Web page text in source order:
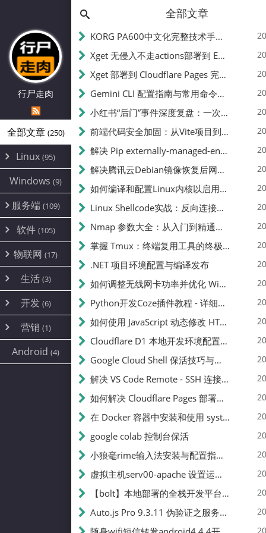
行尸走肉
全部文章 (250)
Linux (95)
Alpine
CentOS(17)
Debian(24)
ProxmoxVE
Ubuntu(7)
Windows (9)
服务端 (109)
环境配置
DD重装(3)
加速优化(34)
面板(12)
容器
游戏 (7)
饥荒(7)
云服务商(4)
WEB源码(6)
建站(5)
软件 (105)
安全(12)
办公(4)
图片 (2)
文件
系统 (35)
AI(10)
物联网 (17)
路由器
随身wifi(1)
mobile(14)
刷机
magisk
生活 (3)
线报
sim卡(1)
开发 (6)
编译
JavaScript(2)
python(2)
营销 (1)
公关(1)
SEO(1)
Android (4)
全部文章
KORG PA600中文化完整技术手册 - 从逆向到实现的全流程指南
Xget 无侵入不走actions部署到 EdgeOne Pages 指南
Xget 部署到 Cloudflare Pages 完整指南 - 无需修改源码的构建配置
Gemini CLI 配置指南与常用命令中文翻译 | API Key、MCP、代理设置
小红书“后门”事件深度复盘：一次沉默危机下的品牌、技术与流程三重考验
前端代码安全加固：从Vite项目到纯静态页面的深度混淆技术备忘
解决 Pip externally-managed-environment 错误：临时与永久绕过方案
解决腾讯云Debian镜像恢复后网络不通问题
如何编译和配置Linux内核以启用BBR2 | 内核编译教程
Linux Shellcode实战：反向连接、持久化、免杀技术详解（MSF,Cobalt Strike）- 从原理到C加载器实现
Nmap 参数大全：从入门到精通，掌握网络扫描的核心技巧
掌握 Tmux：终端复用工具的终极指南
.NET 项目环境配置与编译发布
如何调整无线网卡功率并优化 Wifite 的功率设置
Python开发Coze插件教程 - 详细步骤与注意事项
如何使用 JavaScript 动态修改 HTML 中的权限文本 | 前端开发教程
Cloudflare D1 本地开发环境配置指南 | CF Pages Local Development Guide
Google Cloud Shell 保活技巧与配额时间查看方法
解决 VS Code Remote - SSH 连接失败问题：从权限问题到成功启动
如何解决 Cloudflare Pages 部署中的 API Token 权限问题
在 Docker 容器中安装和使用 systemctl 的完整指南
google colab 控制台保活
小狼毫rime输入法安装与配置指南：从基础到高级自定义
虚拟主机serv00-apache 设置运行目录
【bolt】本地部署的全栈开发平台，支持本地及众多API，本地一键生成应用，部署教程
Auto.js Pro 9.3.11 伪验证之服务器接口 Nginx 版
📝
250
篇文章
✍️
231k
总字数
👥